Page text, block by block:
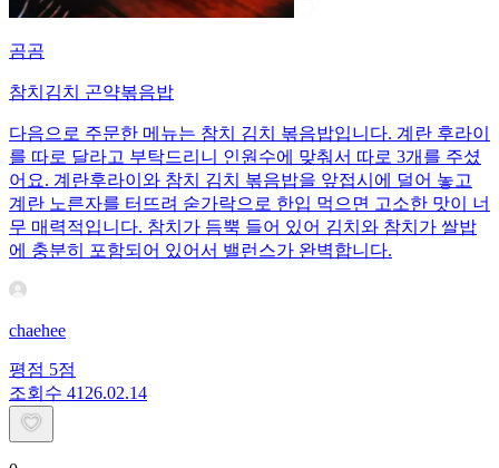
곰곰
참치김치 곤약볶음밥
다음으로 주문한 메뉴는 참치 김치 볶음밥입니다. 계란 후라이
를 따로 달라고 부탁드리니 인원수에 맞춰서 따로 3개를 주셨
어요. 계란후라이와 참치 김치 볶음밥을 앞접시에 덜어 놓고
계란 노른자를 터뜨려 숟가락으로 한입 먹으면 고소한 맛이 너
무 매력적입니다. 참치가 듬뿍 들어 있어 김치와 참치가 쌀밥
에 충분히 포함되어 있어서 밸런스가 완벽합니다.
chaehee
평점 5점
조회수 41 26.02.14